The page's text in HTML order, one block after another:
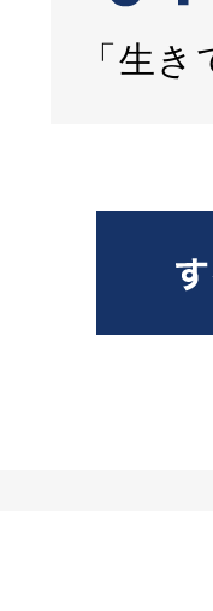
「生